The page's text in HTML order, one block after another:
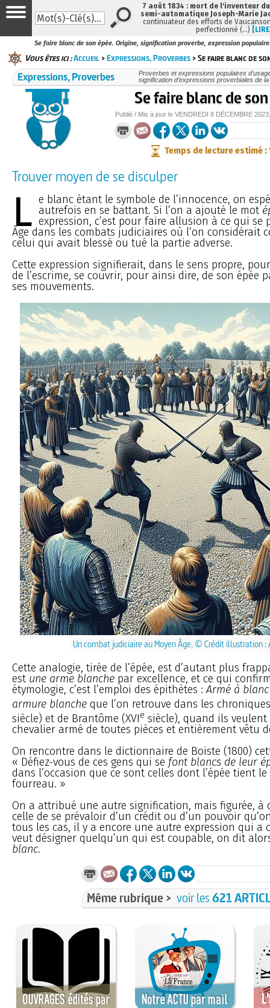
Se faire blanc de son épée. Origine, signification proverbe, expression
Vous êtes ici :Accueil >Expressions, Proverbes > Se faire blanc de
Expressions, Proverbes
Proverbes et expressions populaires
signification d’expressions proverbiales de
Se faire blanc de
Publié / Mis à jour le VENDREDI 8 DÉCEMBRE 2023
Temps de lecture estimé :
Trouver moyen de se disculper
L e blanc étant le symbole de l’innocence, on
autrefois en se battant. Si l’on a ajouté le mot
expression, c’est pour faire allusion à ce qui se
Âge dans les combats judiciaires où l’on considérait
celui qui avait blessé ou tué la partie adverse.
Cette expression signifierait, dans le sens propre,
de l’escrime, se couvrir, pour ainsi dire, de son épée
ses mouvements.
Un combat judiciaire au Moyen Âge. © Crédit illustration :
Cette analogie, tirée de l’épée, est d’autant plus
est une arme blanche par excellence, et ce qui
étymologie, c’est l’emploi des épithètes :Armé à blanc
armure blanche que l’on retrouve dans les
siècle) et de Brantôme (XVIe siècle), quand ils
chevalier armé de toutes pièces et entièrement vêtu
On rencontre dans le dictionnaire de Boiste (1800)
« Défiez-vous de ces gens qui se font blancs de leur
dans l’occasion que ce sont celles dont l’épée tient
fourreau. »
On a attribué une autre signification, mais figurée, à
celle de se prévaloir d’un crédit ou d’un pouvoir
tous les cas, il y a encore une autre expression qui a
veut désigner quelqu’un qui est coupable, on dit
blanc.
Même rubrique > voir les621
7 août 1834 : mort de l'inventeur
semi-automatique Joseph-Marie
continuateur des efforts de
perfectionné (…)